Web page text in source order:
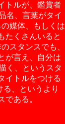
トルが、鑑賞者
名、言葉がタイ
媒体、もしくは
たくさんいると
スタンスでも、
が言え、自分は
く、というスタ
イトルをつける
、というより
ある。